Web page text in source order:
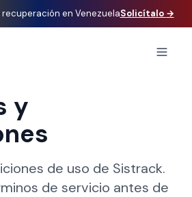
en VenezuelaSolicítalo →
y
de uso de Sistrack.
de servicio antes de